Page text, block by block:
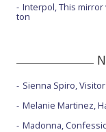
Interpol, This mirror
ton
Sienna Spiro, Visitor
Melanie Martinez,
Madonna,